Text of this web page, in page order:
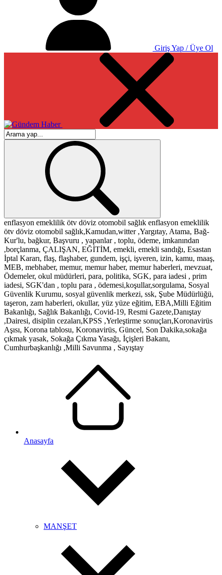
Giriş Yap / Üye Ol
enflasyon emeklilik ötv döviz otomobil sağlık enflasyon emeklilik
ötv döviz otomobil sağlık,Kamudan,witter ,Yargıtay, Atama, Bağ-
Kur'lu, bağkur, Başvuru , yapanlar , toplu, ödeme, imkanından
,borçlanma, ÇALIŞAN, EĞİTİM, emekli, emekli sandığı, Esastan
İptal Kararı, flaş, flaşhaber, gundem, işçi, işveren, izin, kamu, maaş,
MEB, mebhaber, memur, memur haber, memur haberleri, mevzuat,
Ödemeler, okul müdürleri, para, politika, SGK, para iadesi , prim
iadesi, SGK'dan , toplu para , ödemesi,koşullar,sorgulama, Sosyal
Güvenlik Kurumu, sosyal güvenlik merkezi, ssk, Şube Müdürlüğü,
taşeron, zam haberleri, okullar, yüz yüze eğitim, EBA,Milli Eğitim
Bakanlığı, Sağlık Bakanlığı, Covid-19, Resmi Gazete,Danıştay
,Dairesi, disiplin cezaları,KPSS ,Yerleştirme sonuçları,Koronavirüs
Aşısı, Korona tablosu, Koronavirüs, Güncel, Son Dakika,sokağa
çıkmak yasak, Sokağa Çıkma Yasağı, İçişleri Bakanı,
Cumhurbaşkanlığı ,Milli Savunma , Sayıştay
Anasayfa
MANŞET